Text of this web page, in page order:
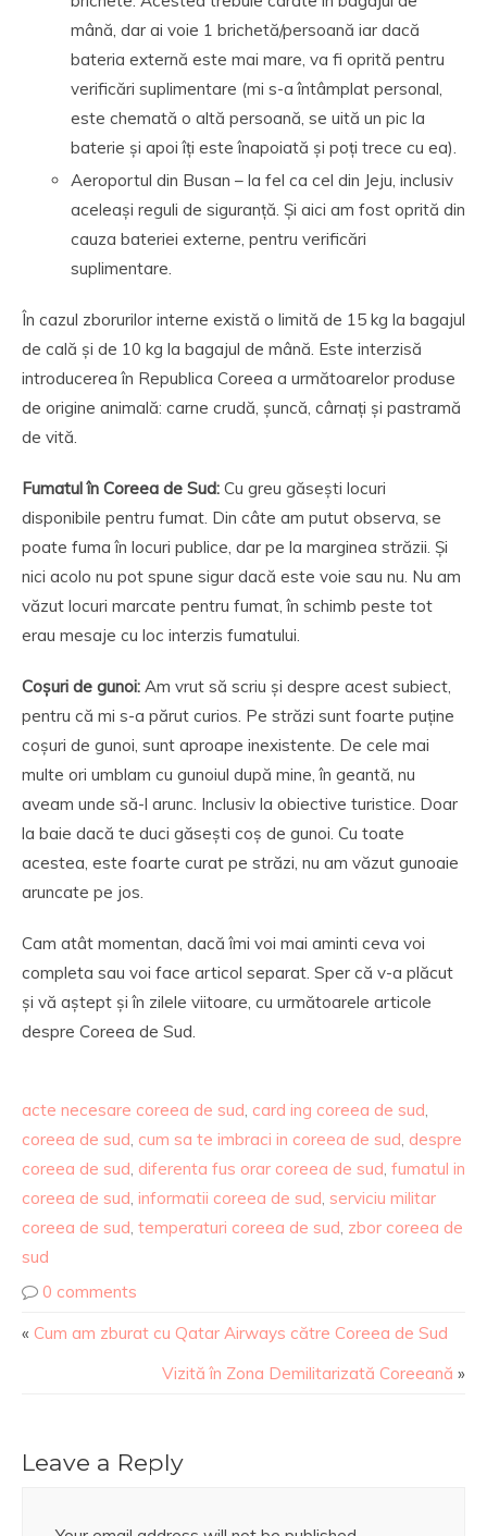
mână, dar ai voie 1 brichetă/persoană iar dacă
bateria externă este mai mare, va fi oprită pentru
verificări suplimentare (mi s-a întâmplat personal,
este chemată o altă persoană, se uită un pic la
baterie și apoi îți este înapoiată și poți trece cu ea).
Aeroportul din Busan – la fel ca cel din Jeju, inclusiv
aceleași reguli de siguranță. Și aici am fost oprită din
cauza bateriei externe, pentru verificări
suplimentare.
În cazul zborurilor interne există o limită de 15 kg la bagajul
de cală și de 10 kg la bagajul de mână. Este interzisă
introducerea în Republica Coreea a următoarelor produse
de origine animală: carne crudă, șuncă, cârnați și pastramă
de vită.
Fumatul în Coreea de Sud: Cu greu găsești locuri
disponibile pentru fumat. Din câte am putut observa, se
poate fuma în locuri publice, dar pe la marginea străzii. Și
nici acolo nu pot spune sigur dacă este voie sau nu. Nu am
văzut locuri marcate pentru fumat, în schimb peste tot
erau mesaje cu loc interzis fumatului.
Coșuri de gunoi: Am vrut să scriu și despre acest subiect,
pentru că mi s-a părut curios. Pe străzi sunt foarte puține
coșuri de gunoi, sunt aproape inexistente. De cele mai
multe ori umblam cu gunoiul după mine, în geantă, nu
aveam unde să-l arunc. Inclusiv la obiective turistice. Doar
la baie dacă te duci găsești coș de gunoi. Cu toate
acestea, este foarte curat pe străzi, nu am văzut gunoaie
aruncate pe jos.
Cam atât momentan, dacă îmi voi mai aminti ceva voi
completa sau voi face articol separat. Sper că v-a plăcut
și vă aștept și în zilele viitoare, cu următoarele articole
despre Coreea de Sud.
acte necesare coreea de sud, card ing coreea de sud,
coreea de sud, cum sa te imbraci in coreea de sud, despre
coreea de sud, diferenta fus orar coreea de sud, fumatul in
coreea de sud, informatii coreea de sud, serviciu militar
coreea de sud, temperaturi coreea de sud, zbor coreea de
sud
0 comments
« Cum am zburat cu Qatar Airways către Coreea de Sud
Vizită în Zona Demilitarizată Coreeană »
Leave a Reply